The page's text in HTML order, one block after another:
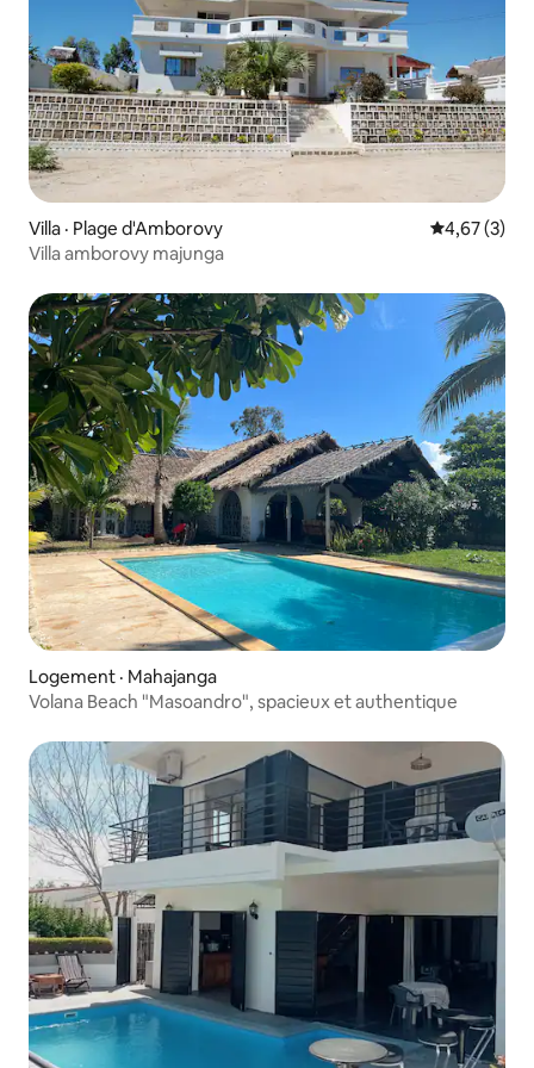
Villa · Plage d'Amborovy Note
4,67 (3)
Villa amborovy majunga
Logement · Mahajanga
Volana Beach "Masoandro", spacieux et authentique